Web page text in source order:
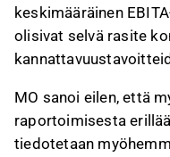
keskimääräinen
olisivat selvä rasite
MO sanoi eilen, että
raportoimisesta
tiedotetaan